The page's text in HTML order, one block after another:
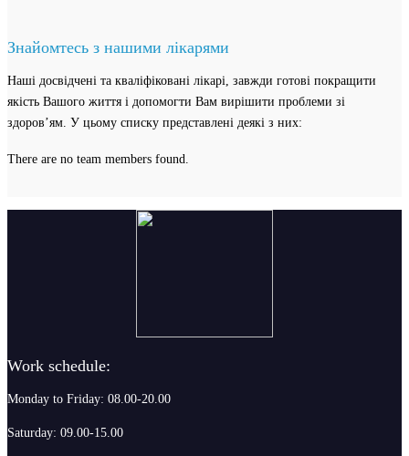
Знайомтесь з нашими лікарями
Наші досвідчені та кваліфіковані лікарі, завжди готові покращити
якість Вашого життя і допомогти Вам вирішити проблеми зі
здоров’ям. У цьому списку представлені деякі з них:
There are no team members found.
Work schedule:
Monday to Friday: 08.00-20.00
Saturday: 09.00-15.00